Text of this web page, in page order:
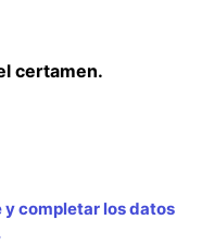
certamen.
completar los datos